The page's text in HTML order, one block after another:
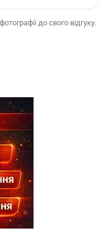
до свого відгуку.